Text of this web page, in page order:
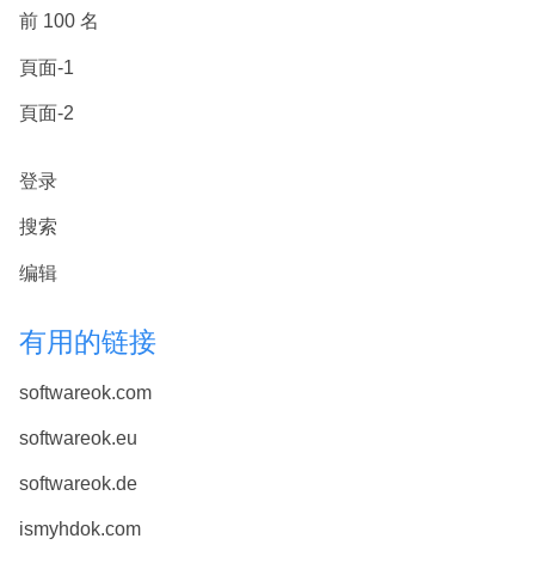
前 100 名
頁面-1
頁面-2
登录
搜索
编辑
有用的链接
softwareok.com
softwareok.eu
softwareok.de
ismyhdok.com